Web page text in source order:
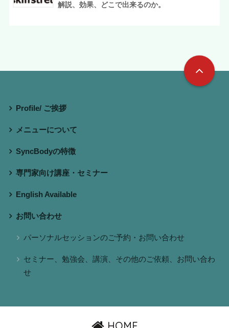
解説、効果、どこで出来るのか。
Profile/ ご挨拶
メニューについて
SyncBodyの特徴
専門家向け講座・セミナー
English Available
お問い合わせ
パーソナルセッションのご予約・お問い合わせ
セミナー、勉強会、講演、その他のご依頼、お問い合わ
せ